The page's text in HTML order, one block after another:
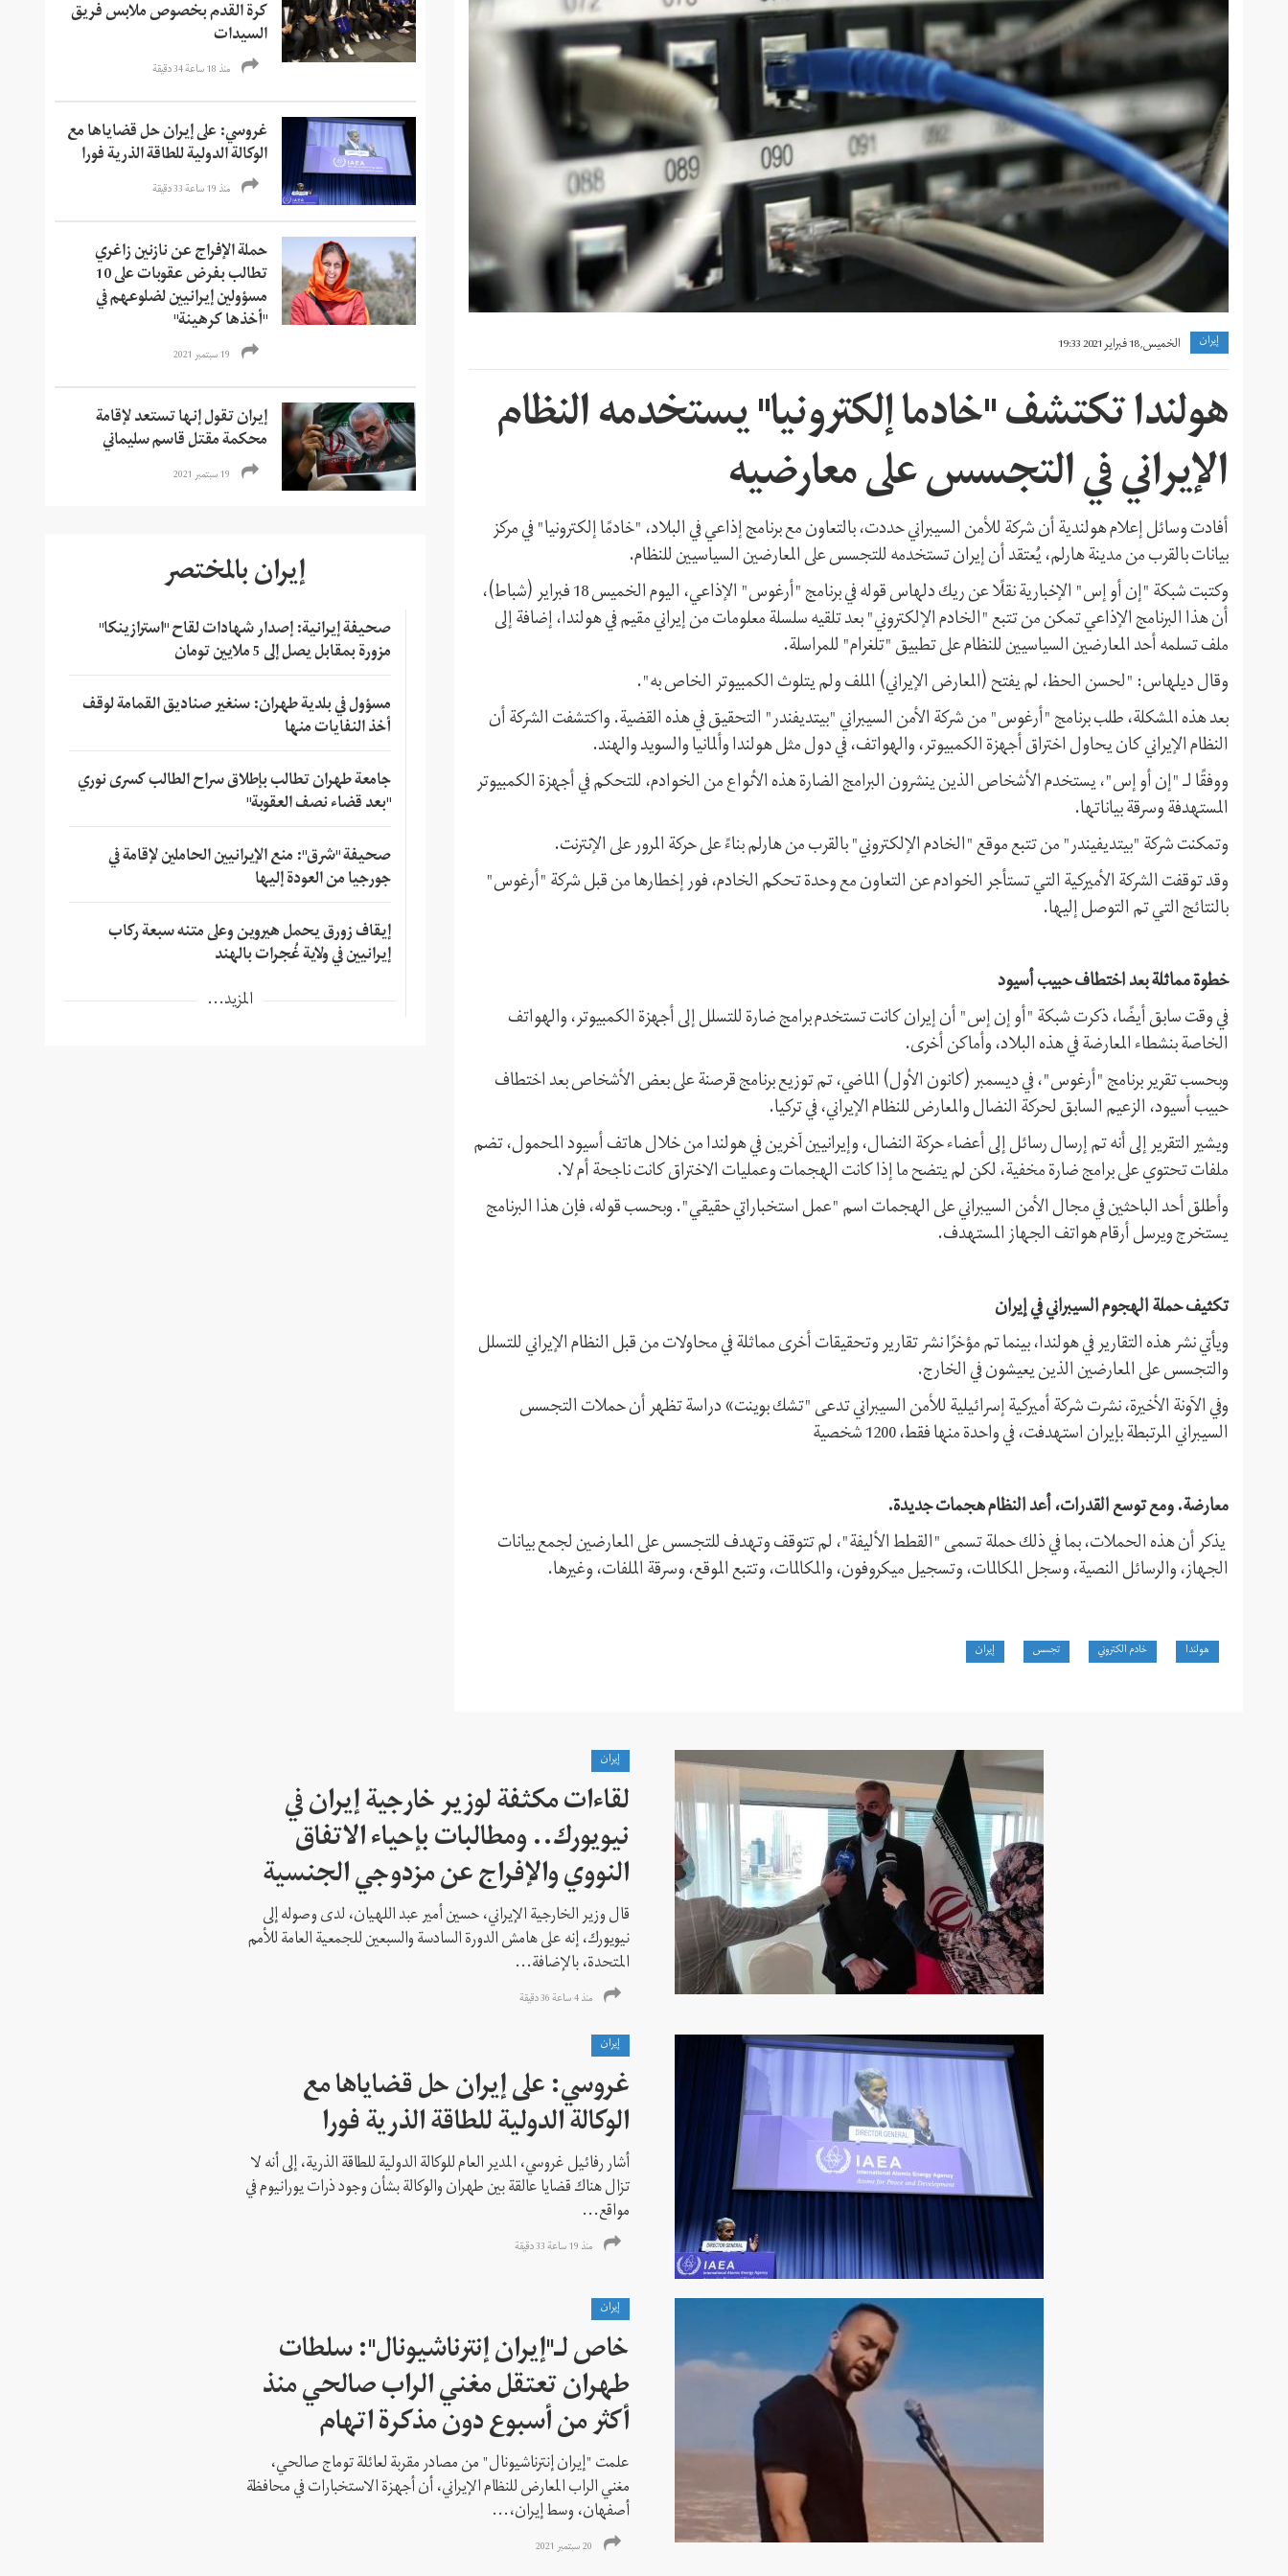
إيران الخميس, 18 فبراير 2021 19:33
هولندا تكتشف "خادما إلكترونيا" يستخدمه النظام
الإيراني في التجسس على معارضيه
أفادت وسائل إعلام هولندية أن شركة للأمن السيبراني حددت، بالتعاون مع برنامج إذاعي في البلاد، "خادمًا إلكترونيا" في مركز
بيانات بالقرب من مدينة هارلم، يُعتقد أن إيران تستخدمه للتجسس على المعارضين السياسيين للنظام.
وكتبت شبكة "إن أو إس" الإخبارية نقلًا عن ريك دلهاس قوله في برنامج "أرغوس" الإذاعي، اليوم الخميس 18 فبراير (شباط)،
أن هذا البرنامج الإذاعي تمكن من تتبع "الخادم الإلكتروني" بعد تلقيه سلسلة معلومات من إيراني مقيم في هولندا، إضافة إلى
ملف تسلمه أحد المعارضين السياسيين للنظام على تطبيق "تلغرام" للمراسلة.
وقال ديلهاس: "لحسن الحظ، لم يفتح (المعارض الإيراني) الملف ولم يتلوث الكمبيوتر الخاص به".
بعد هذه المشكلة، طلب برنامج "أرغوس" من شركة الأمن السيبراني "بیتدیفندر" التحقيق في هذه القضية. واكتشفت الشركة أن
النظام الإيراني كان يحاول اختراق أجهزة الكمبيوتر، والهواتف، في دول مثل هولندا وألمانيا والسويد والهند.
ووفقًا لـ "إن أو إس"، يستخدم الأشخاص الذين ينشرون البرامج الضارة هذه الأنواع من الخوادم، للتحكم في أجهزة الكمبيوتر
المستهدفة وسرقة بياناتها.
وتمكنت شركة "بیتدیفیندر" من تتبع موقع "الخادم الإلكتروني" بالقرب من هارلم بناءً على حركة المرور على الإنترنت.
وقد توقفت الشركة الأميركية التي تستأجر الخوادم عن التعاون مع وحدة تحكم الخادم، فور إخطارها من قبل شركة "أرغوس"
بالنتائج التي تم التوصل إليها.
خطوة مماثلة بعد اختطاف حبيب أسيود
في وقت سابق أيضًا، ذكرت شبكة "أو إن إس" أن إيران كانت تستخدم برامج ضارة للتسلل إلى أجهزة الكمبيوتر، والهواتف
الخاصة بنشطاء المعارضة في هذه البلاد، وأماكن أخرى.
وبحسب تقرير برنامج "أرغوس"، في ديسمبر (كانون الأول) الماضي، تم توزيع برنامج قرصنة على بعض الأشخاص بعد اختطاف
حبيب أسيود، الزعيم السابق لحركة النضال والمعارض للنظام الإيراني، في تركيا.
ويشير التقرير إلى أنه تم إرسال رسائل إلى أعضاء حركة النضال، وإيرانيين آخرين في هولندا من خلال هاتف أسيود المحمول، تضم
ملفات تحتوي على برامج ضارة مخفية، لكن لم يتضح ما إذا كانت الهجمات وعمليات الاختراق كانت ناجحة أم لا.
وأطلق أحد الباحثين في مجال الأمن السيبراني على الهجمات اسم "عمل استخباراتي حقيقي". وبحسب قوله، فإن هذا البرنامج
يستخرج ويرسل أرقام هواتف الجهاز المستهدف.
تكثيف حملة الهجوم السيبراني في إيران
ويأتي نشر هذه التقارير في هولندا، بينما تم مؤخرًا نشر تقارير وتحقيقات أخرى مماثلة في محاولات من قبل النظام الإيراني للتسلل
والتجسس على المعارضين الذين يعيشون في الخارج.
وفي الآونة الأخيرة، نشرت شركة أميركية إسرائيلية للأمن السيبراني تدعى "تشك ‌بوینت» دراسة تظهر أن حملات التجسس
السيبراني المرتبطة بإيران استهدفت، في واحدة منها فقط، 1200 شخصية
معارضة. ومع توسع القدرات، أعد النظام هجمات جديدة.
يذكر أن هذه الحملات، بما في ذلك حملة تسمى "القطط الأليفة"، لم تتوقف وتهدف للتجسس على المعارضين لجمع بيانات
الجهاز، والرسائل النصية، وسجل المكالمات، وتسجيل ميكروفون، والمكالمات، وتتبع الموقع، وسرقة الملفات، وغيرها.
هولندا خادم الكتروني تجسس إيران
كرة القدم بخصوص ملابس فريق
السيدات
منذ 18 ساعة 34 دقیقة
غروسي: على إيران حل قضاياها مع
الوكالة الدولية للطاقة الذرية فورا
منذ 19 ساعة 33 دقیقة
حملة الإفراج عن نازنين زاغري
تطالب بفرض عقوبات على 10
مسؤولين إيرانيين لضلوعهم في
"أخذها كرهينة"
19 سبتمبر 2021
إيران تقول إنها تستعد لإقامة
محكمة مقتل قاسم سليماني
19 سبتمبر 2021
إيران بالمختصر
صحيفة إيرانية: إصدار شهادات لقاح "استرازينكا"
مزورة بمقابل يصل إلى 5 ملايين تومان
مسؤول في بلدية طهران: سنغير صناديق القمامة لوقف
أخذ النفايات منها
جامعة طهران تطالب بإطلاق سراح الطالب كسرى نوري
"بعد قضاء نصف العقوبة"
صحيفة "شرق": منع الإيرانيين الحاملين لإقامة في
جورجيا من العودة إليها
إيقاف زورق يحمل هيروين وعلى متنه سبعة ركاب
إيرانيين في ولاية غُجرات بالهند
المزيد...
إيران
لقاءات مكثفة لوزير خارجية إيران في
نيويورك.. ومطالبات بإحياء الاتفاق
النووي والإفراج عن مزدوجي الجنسية
قال وزير الخارجية الإيراني، حسين أمير عبد اللهيان، لدى وصوله إلى
نيويورك، إنه على هامش الدورة السادسة والسبعين للجمعية العامة للأمم
المتحدة، بالإضافة...
منذ 4 ساعة 36 دقیقة
إيران
غروسي: على إيران حل قضاياها مع
الوكالة الدولية للطاقة الذرية فورا
أشار رفائيل غروسي، المدير العام للوكالة الدولية للطاقة الذرية، إلى أنه لا
تزال هناك قضايا عالقة بين طهران والوكالة بشأن وجود ذرات يورانيوم في
مواقع...
منذ 19 ساعة 33 دقیقة
إيران
خاص لـ"إيران إنترناشيونال": سلطات
طهران تعتقل مغني الراب صالحي منذ
أكثر من أسبوع دون مذكرة اتهام
علمت "إيران إنترناشيونال" من مصادر مقربة لعائلة توماج صالحي،
مغني الراب المعارض للنظام الإيراني، أن أجهزة الاستخبارات في محافظة
أصفهان، وسط إيران،...
20 سبتمبر 2021